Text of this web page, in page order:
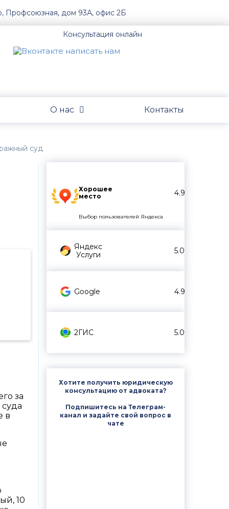
Профсоюзная, дом 93А, офис 2Б
Консультация онлайн
О нас Контакты
суд
Хорошее
место
4.9
Выбор пользователей Яндекса
Яндекс
Услуги
5.0
Google 4.9
2ГИС 5.0
Хотите получить юридическую
консультацию от адвоката?
Подпишитесь на Телеграм-
канал и задайте свой вопрос в
чате
за
в
10